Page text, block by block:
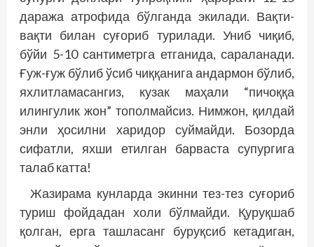
даража атрофида бўлганда экилади. Вақти-
вақти билан суғориб турилади. Униб чиқиб,
бўйи 5-10 сантиметрга етганида, сараланади.
Ғуж-ғуж бўлиб ўсиб чиққанига андармон бўлиб,
яхлитламасангиз, кузак маҳали “пичоққа
илингулик жон” тополмайсиз. Нимжон, қилдай
энли ҳосилни харидор суймайди. Бозорда
сифатли, яхши етилган барваста супургига
талаб катта!
Жазирама кунларда экинни тез-тез суғориб
туриш фойдадан холи бўлмайди. Қуруқшаб
қолган, ерга ташласанг буруқсиб кетадиган,